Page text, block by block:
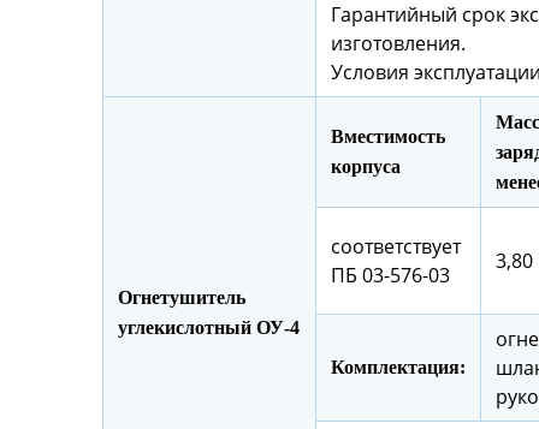
Гарантийный срок
изготовления.
Условия
Огнетушитель
углекислотный ОУ-4
Вместимость
корпуса
соответствует
ПБ 03-576-03
3,80
Комплектация: